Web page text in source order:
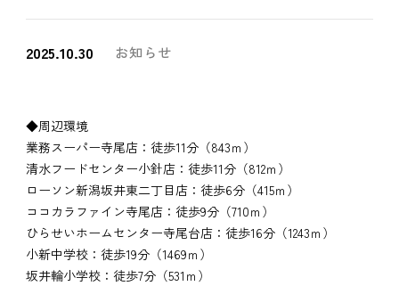
2025.10.30 お知らせ
◆周辺環境
業務スーパー寺尾店：徒歩11分（843ｍ）
清水フードセンター小針店：徒歩11分（812ｍ）
ローソン新潟坂井東二丁目店：徒歩6分（415ｍ）
ココカラファイン寺尾店：徒歩9分（710ｍ）
ひらせいホームセンター寺尾台店：徒歩16分（1243ｍ）
小新中学校：徒歩19分（1469ｍ）
坂井輪小学校：徒歩7分（531ｍ）